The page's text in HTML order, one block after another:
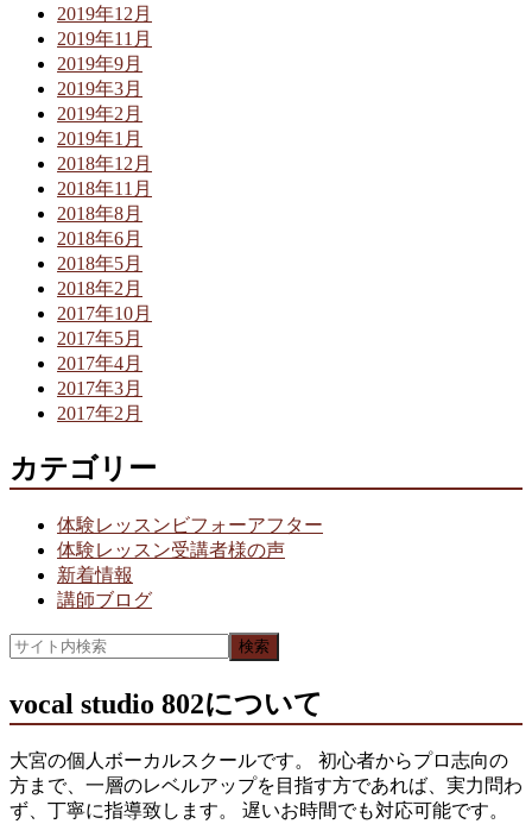
2019年12月
2019年11月
2019年9月
2019年3月
2019年2月
2019年1月
2018年12月
2018年11月
2018年8月
2018年6月
2018年5月
2018年2月
2017年10月
2017年5月
2017年4月
2017年3月
2017年2月
カテゴリー
体験レッスンビフォーアフター
体験レッスン受講者様の声
新着情報
講師ブログ
vocal studio 802について
大宮の個人ボーカルスクールです。 初心者からプロ志向の
方まで、一層のレベルアップを目指す方であれば、実力問わ
ず、丁寧に指導致します。 遅いお時間でも対応可能です。